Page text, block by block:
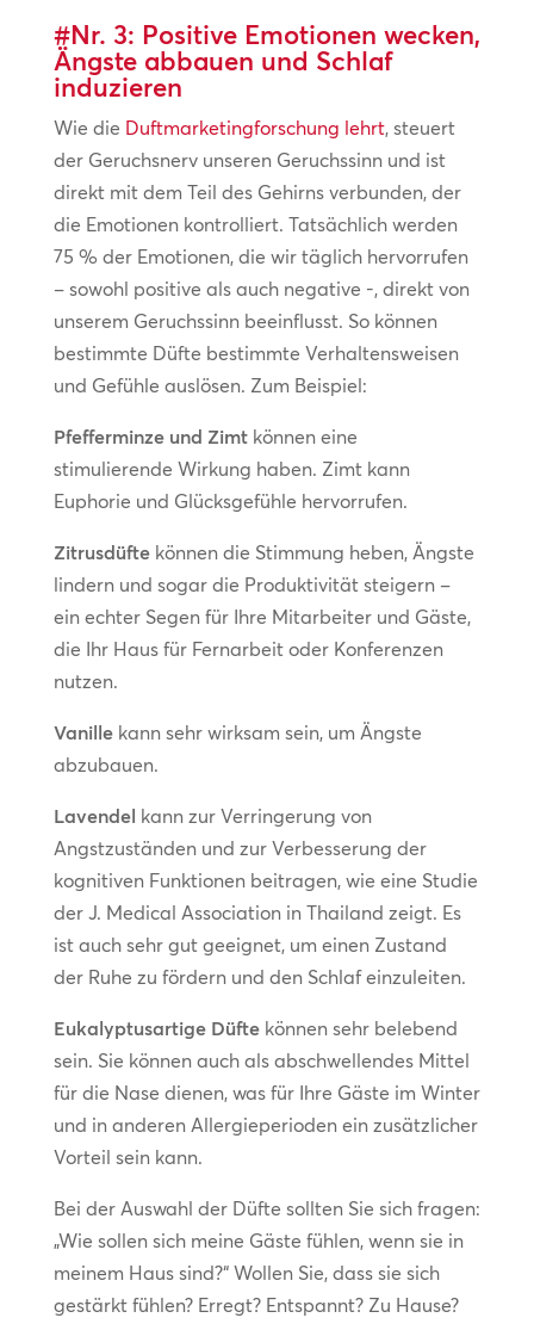
#Nr. 3: Positive Emotionen wecken,
Ängste abbauen und Schlaf
induzieren
Wie die Duftmarketingforschung lehrt, steuert
der Geruchsnerv unseren Geruchssinn und ist
direkt mit dem Teil des Gehirns verbunden, der
die Emotionen kontrolliert. Tatsächlich werden
75 % der Emotionen, die wir täglich hervorrufen
– sowohl positive als auch negative -, direkt von
unserem Geruchssinn beeinflusst. So können
bestimmte Düfte bestimmte Verhaltensweisen
und Gefühle auslösen. Zum Beispiel:
Pfefferminze und Zimtkönnen eine
stimulierende Wirkung haben. Zimt kann
Euphorie und Glücksgefühle hervorrufen.
Zitrusdüftekönnen die Stimmung heben, Ängste
lindern und sogar die Produktivität steigern –
ein echter Segen für Ihre Mitarbeiter und Gäste,
die Ihr Haus für Fernarbeit oder Konferenzen
nutzen.
Vanillekann sehr wirksam sein, um Ängste
abzubauen.
Lavendel kann zur Verringerung von
Angstzuständen und zur Verbesserung der
kognitiven Funktionen beitragen, wie eine Studie
der J. Medical Association in Thailand zeigt. Es
ist auch sehr gut geeignet, um einen Zustand
der Ruhe zu fördern und den Schlaf einzuleiten.
Eukalyptusartige Düftekönnen sehr belebend
sein. Sie können auch als abschwellendes Mittel
für die Nase dienen, was für Ihre Gäste im Winter
und in anderen Allergieperioden ein zusätzlicher
Vorteil sein kann.
Bei der Auswahl der Düfte sollten Sie sich fragen:
„Wie sollen sich meine Gäste fühlen, wenn sie in
meinem Haus sind?“ Wollen Sie, dass sie sich
gestärkt fühlen? Erregt? Entspannt? Zu Hause?